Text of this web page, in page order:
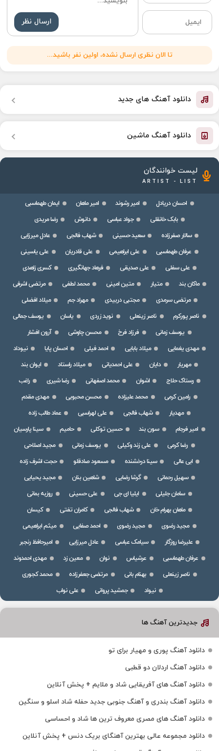
ارسال نظر
تا الان نظری ارسال نشده، اولین نفر باشید...
دانلود آهنگ های جدید
دانلود آهنگ ماشین
لیست خوانندگان
ARTIST - LIST
احسان دریادل امیر رشوند امیر ماهان
ایمان طهماسبی
بابک خانقلی
جواد عباسی دانوش
رضا مریدی
سالار صفرزاده
سعید حسینی شهاب فالجی
عادل میرزایی
عرفان طهماسبی
علی ابراهیمی علی قادریان
علی یاسینی
علی سفلی
علی صدیقی فرهاد جهانگیری
کسری زاهدی
ماکان بند
متیار متین امینی محمد لطفی
مرتضی اشرفی
مرتضی سرمدی
مجتبی دربیدی مهراد جم
میلاد افضلی
ناصر پورکرم
ناصر زینعلی نوید زردی یاسان
یوسف جمالی
یوسف زمانی
فرزاد فرخ محسن چاوشی
آرون افشار
مهدی یغمایی
میلاد بابایی احمد فیلی احسان پایا
نیوداد
مهریار
دایان علی احمدیانی میلاد راستاد
ایوان بند
رستاک حلاج
اشوان محمد اصفهانی رضا شیری
راغب
رامین کرمی
محمد علیزاده محسن محبوبی
مهدی مقدم
مهدیار
شهاب فالجی علی لهراسبی
عماد طالب زاده
امیر فرجام
سون بند حسین توکلی حامیم
سینا پارسیان
رضا کرمی
علی زند وکیلی یوسف زمانی
مجید اصلاحی
ابی عالی
سینا درخشنده مسعود صادقلو
حجت اشرف زاده
سهیل رحمانی
گرشا رضایی شاهین بنان
مجید یحیایی
سامان جلیلی
ایلیا ای جی علی حسینی
روزبه بمانی
ماهان بهرام خان
شهاب فالجی کامران تفتی
کیسان
مجید رضوی
مجید رضوی احمد صفایی
میثم ابراهیمی
علیرضا روزگار
سیامک عباسی عادل میرزایی
امیرحافظ رنجبر
عرفان طهماسبی
عرشیاس نوان معین زد
مهدی احمدوند
ناصر زینعلی
بهنام بانی مرتضی جعفرزاده
محمد کجوری
نیواد
جمشید پروانی علی نواب
جدیدترین آهنگ ها
دانلود آهنگ پوری و مهیار برای تو
دانلود آهنگ اردلان دو قطبی
دانلود آهنگ های آفریقایی شاد و ملایم + پخش آنلاین
دانلود آهنگ بندری و آهنگ جنوبی جدید حفله شاد اسلو و سنگین
دانلود آهنگ های مصری معروف ترین ها شاد و احساسی
دانلود مجموعه عالی بهترین آهنگای بریک دنس + پخش آنلاین